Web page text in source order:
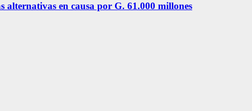
alternativas en causa por G. 61.000 millones